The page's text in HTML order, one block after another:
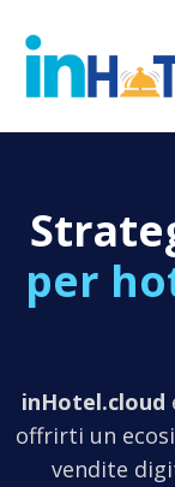
per
inHotel.cloud
offrirti un
vendite